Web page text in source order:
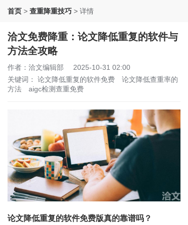
首页 > 查重降重技巧 > 详情
洽文免费降重：论文降低重复的软件与
方法全攻略
作者：洽文编辑部
2025-10-31 02:00
关键词： 论文降低重复的软件免费
论文降低查重率的
方法
aigc检测查重免费
论文降低重复的软件免费版真的靠谱吗？